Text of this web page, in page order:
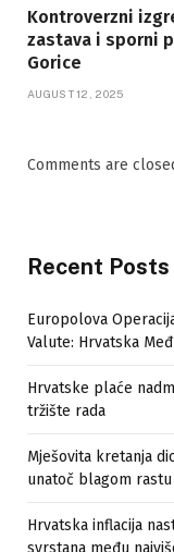
Kontroverzni
zastava i sporni
Gorice
AUGUST 12, 2025
Comments are
Recent Posts
Europolova
Valute: Hrvatska
Hrvatske plaće
tržište rada
Mješovita kretanja
unatoč blagom
Hrvatska inflacija
svrstana među